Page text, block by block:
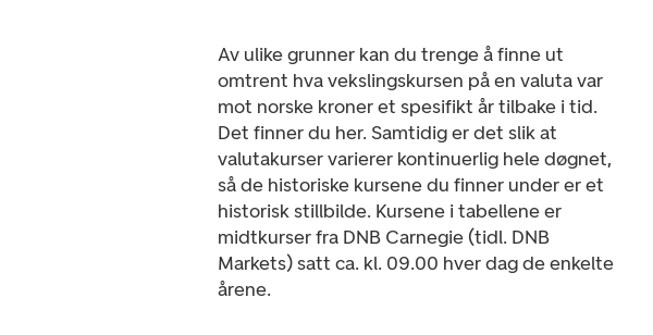
Av ulike grunner kan du trenge å finne ut
omtrent hva vekslingskursen på en valuta var
mot norske kroner et spesifikt år tilbake i tid.
Det finner du her. Samtidig er det slik at
valutakurser varierer kontinuerlig hele døgnet,
så de historiske kursene du finner under er et
historisk stillbilde. Kursene i tabellene er
midtkurser fra DNB Carnegie (tidl. DNB
Markets) satt ca. kl. 09.00 hver dag de enkelte
årene.